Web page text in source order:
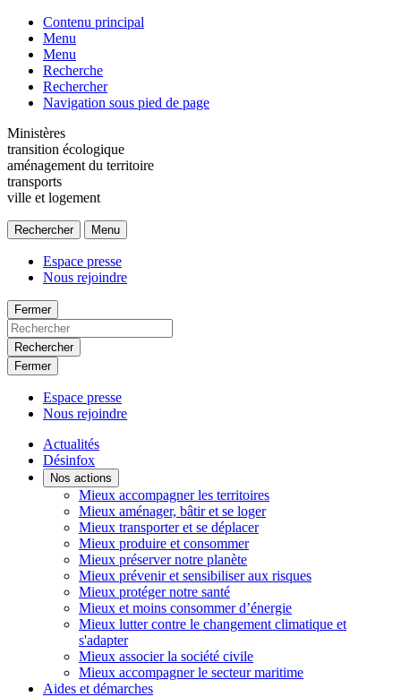
Contenu principal
Menu
Menu
Recherche
Rechercher
Navigation sous pied de page
Ministères
transition écologique
aménagement du territoire
transports
ville et logement
Rechercher Menu
Espace presse
Nous rejoindre
Fermer
Rechercher
Fermer
Espace presse
Nous rejoindre
Actualités
Désinfox
Nos actions
Mieux accompagner les territoires
Mieux aménager, bâtir et se loger
Mieux transporter et se déplacer
Mieux produire et consommer
Mieux préserver notre planète
Mieux prévenir et sensibiliser aux risques
Mieux protéger notre santé
Mieux et moins consommer d’énergie
Mieux lutter contre le changement climatique et
s'adapter
Mieux associer la société civile
Mieux accompagner le secteur maritime
Aides et démarches